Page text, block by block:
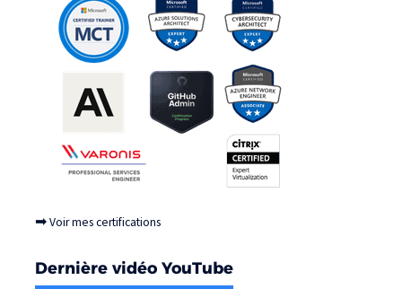
➡Voir mes certifications
Dernière vidéo YouTube